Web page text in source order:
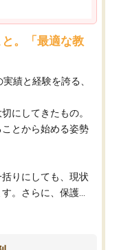
。「最適な教
績と経験を誇る、
にしてきたもの。
とから始める姿勢
りにしても、現状
。さらに、保護...